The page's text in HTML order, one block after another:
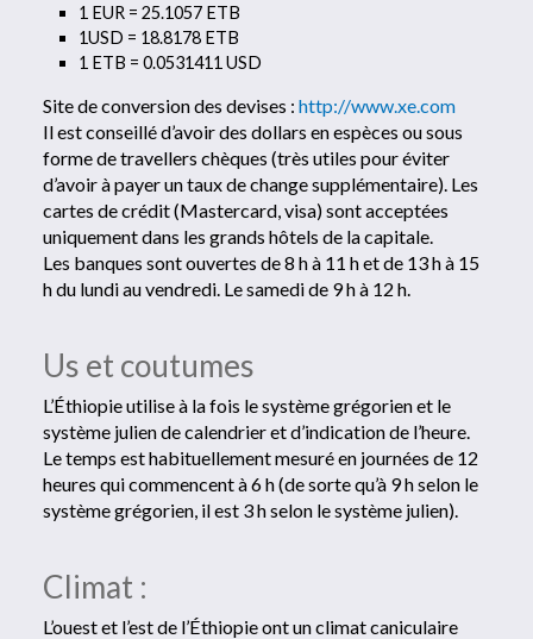
1 EUR = 25.1057 ETB
1USD = 18.8178 ETB
1 ETB = 0.0531411 USD
Site de conversion des devises :http://www.xe.com
Il est conseillé d’avoir des dollars en espèces ou sous
forme de travellers chèques (très utiles pour éviter
d’avoir à payer un taux de change supplémentaire). Les
cartes de crédit (Mastercard, visa) sont acceptées
uniquement dans les grands hôtels de la capitale.
Les banques sont ouvertes de 8 h à 11 h et de 13 h à 15
h du lundi au vendredi. Le samedi de 9 h à 12 h.
Us et coutumes
L’Éthiopie utilise à la fois le système grégorien et le
système julien de calendrier et d’indication de l’heure.
Le temps est habituellement mesuré en journées de 12
heures qui commencent à 6 h (de sorte qu’à 9 h selon le
système grégorien, il est 3 h selon le système julien).
Climat :
L’ouest et l’est de l’Éthiopie ont un climat caniculaire